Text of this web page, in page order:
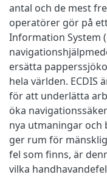
antal och de mest
operatörer gör på
Information System
ersätta
hela världen. ECDIS
för att underlätta
öka
nya utmaningar
ger rum för
fel som finns, är
vilka